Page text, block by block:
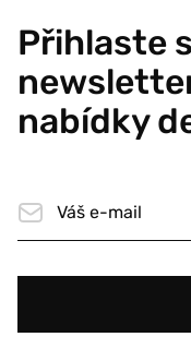
Přihlaste
nabídky